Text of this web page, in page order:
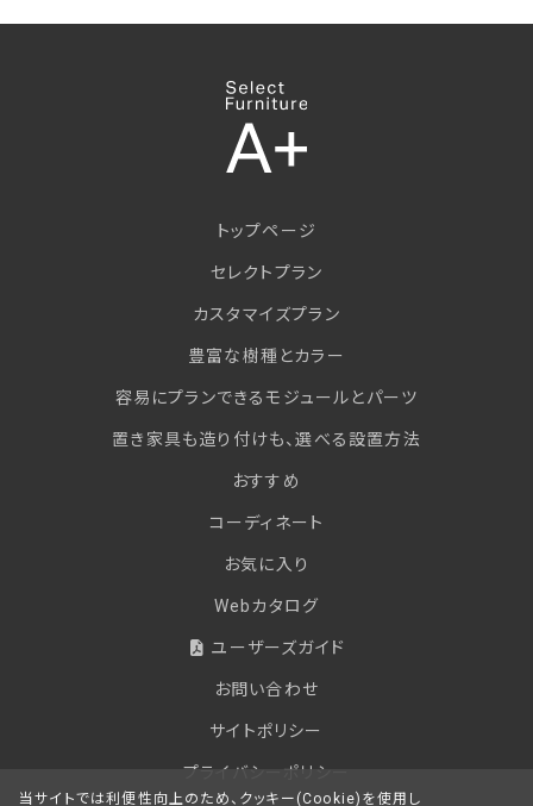
トップページ
セレクトプラン
カスタマイズプラン
豊富な樹種とカラー
容易にプランできるモジュールとパーツ
置き家具も造り付けも、選べる設置方法
おすすめ
コーディネート
お気に入り
Webカタログ
ユーザーズガイド
お問い合わせ
サイトポリシー
プライバシーポリシー
当サイトでは利便性向上のため、クッキー(Cookie)を使用し